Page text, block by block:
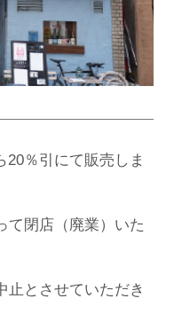
％引にて販売しま
て閉店（廃業）いた
止とさせていただき